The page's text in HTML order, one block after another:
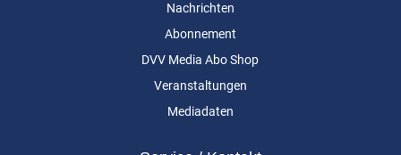
Nachrichten
Abonnement
DVV Media Abo Shop
Veranstaltungen
Mediadaten